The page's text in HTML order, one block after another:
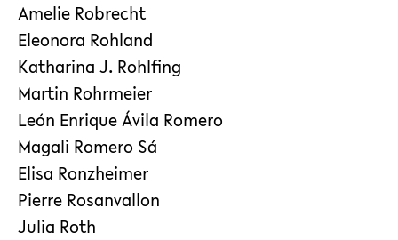
Amelie Robrecht
Eleonora Rohland
Katharina J. Rohlfing
Martin Rohrmeier
León Enrique Ávila Romero
Magali Romero Sá
Elisa Ronzheimer
Pierre Rosanvallon
Julia Roth